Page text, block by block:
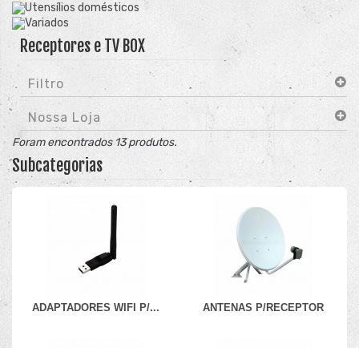
Utensílios domésticos
Variados
Receptores e TV BOX
Filtro
Nossa Loja
Foram encontrados 13 produtos.
Subcategorias
ADAPTADORES WIFI P/... ANTENAS P/RECEPTOR